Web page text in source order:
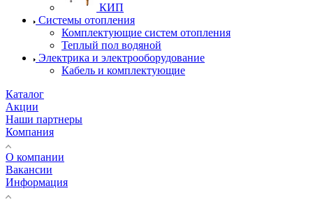
КИП
Системы отопления
Комплектующие систем отопления
Теплый пол водяной
Электрика и электрооборудование
Кабель и комплектующие
Каталог
Акции
Наши партнеры
Компания
О компании
Вакансии
Информация